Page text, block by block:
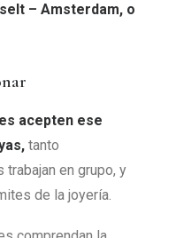
– Amsterdam, o
acepten ese
tanto
en grupo, y
de la joyería.